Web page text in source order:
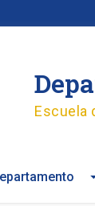
Escuela